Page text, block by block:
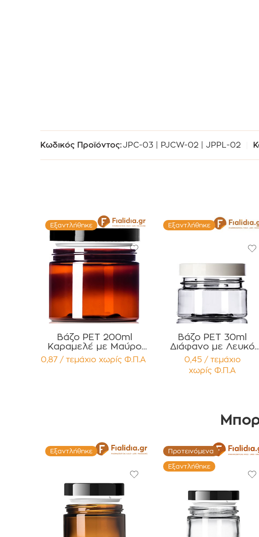
Κωδικός Προϊόντος:JPC-03 | PJCW-02 | JPPL-02
Εξαντλήθηκε
Βάζο PET 200ml
Καραμελέ με Μαύρο
καπάκι και Παρέμβυσμα
Συσκευασία 12
0,87 / τεμάχιο χωρίς Φ.Π.Α
Εξαντλήθηκε
Βάζο PET 30ml
Διάφανο με Λευκό
Γυαλιστερό Πώμα
Συσκευασία 12 τεμ
0,45 / τεμάχιο
χωρίς Φ.Π.Α
Εξαντλήθηκε Προτεινόμενα
Εξαντλήθηκε